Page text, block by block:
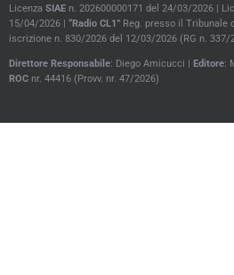
Licenza SIAE n. 202600000171 del 24/03/2026 |
15/04/2026 | “Radio CL1” Reg. presso il Tribunale
iscrizione n. 830/2026 del 12/03/2026 (RG n. 337/
Direttore Responsabile: Diego Amicucci | Editore:
ROC nr. 44416 (Provv. nr. 47/2026)